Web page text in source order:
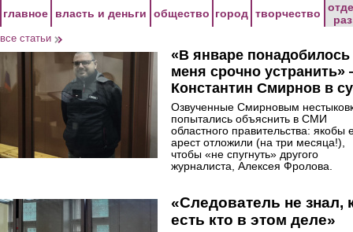
главное власть и деньги общество город творчество
все статьи
«В январе понадобилось
меня срочно
Константин Смирнов в
Озвученные Смирновым
попытались объяснить в СМИ
областного правительства: якобы
арест отложили (на три месяца!),
чтобы «не спугнуть» другого
журналиста, Алексея Фролова.
«Следователь не знал,
есть кто в этом деле»